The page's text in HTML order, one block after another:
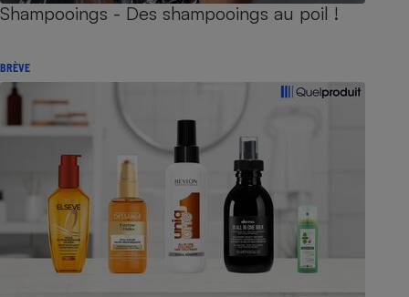
Shampooings - Des shampooings au poil !
BRÈVE